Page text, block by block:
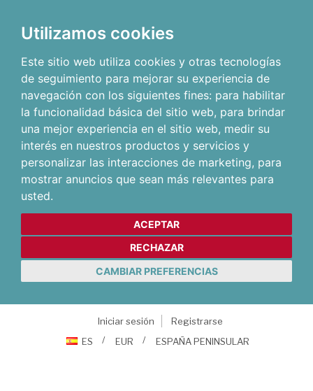
Utilizamos cookies
Este sitio web utiliza cookies y otras tecnologías
de seguimiento para mejorar su experiencia de
navegación con los siguientes fines: para habilitar
la funcionalidad básica del sitio web, para brindar
una mejor experiencia en el sitio web, medir su
interés en nuestros productos y servicios y
personalizar las interacciones de marketing, para
mostrar anuncios que sean más relevantes para
usted.
ACEPTAR
RECHAZAR
CAMBIAR PREFERENCIAS
Iniciar sesión
Registrarse
ES
EUR ESPAÑA PENINSULAR